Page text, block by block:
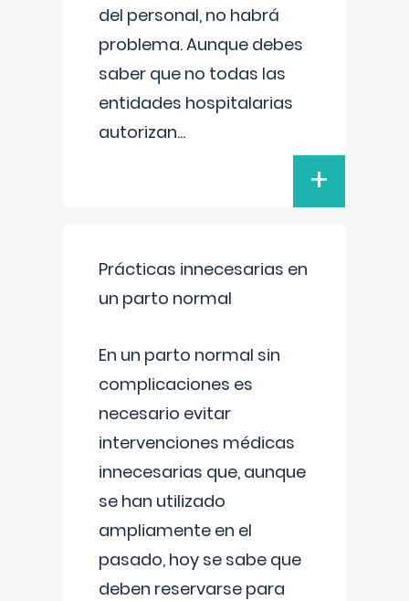
del personal, no habrá
problema. Aunque debes
saber que no todas las
entidades hospitalarias
autorizan...
+
Prácticas innecesarias en
un parto normal
En un parto normal sin
complicaciones es
necesario evitar
intervenciones médicas
innecesarias que, aunque
se han utilizado
ampliamente en el
pasado, hoy se sabe que
deben reservarse para